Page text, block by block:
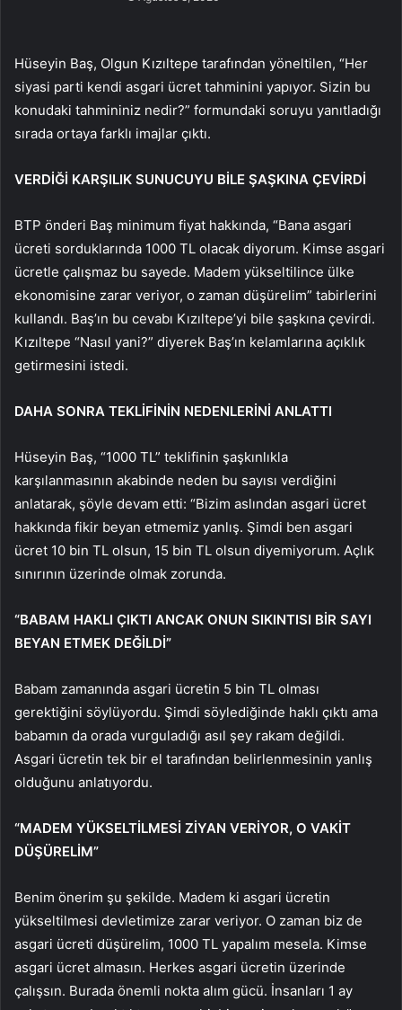
Hüseyin Baş, Olgun Kızıltepe tarafından yöneltilen, “Her
siyasi parti kendi asgari ücret tahminini yapıyor. Sizin bu
konudaki tahmininiz nedir?” formundaki soruyu yanıtladığı
sırada ortaya farklı imajlar çıktı.
VERDİĞİ KARŞILIK SUNUCUYU BİLE ŞAŞKINA ÇEVİRDİ
BTP önderi Baş minimum fiyat hakkında, “Bana asgari
ücreti sorduklarında 1000 TL olacak diyorum. Kimse asgari
ücretle çalışmaz bu sayede. Madem yükseltilince ülke
ekonomisine zarar veriyor, o zaman düşürelim” tabirlerini
kullandı. Baş’ın bu cevabı Kızıltepe’yi bile şaşkına çevirdi.
Kızıltepe “Nasıl yani?” diyerek Baş’ın kelamlarına açıklık
getirmesini istedi.
DAHA SONRA TEKLİFİNİN NEDENLERİNİ ANLATTI
Hüseyin Baş, “1000 TL” teklifinin şaşkınlıkla
karşılanmasının akabinde neden bu sayısı verdiğini
anlatarak, şöyle devam etti: “Bizim aslından asgari ücret
hakkında fikir beyan etmemiz yanlış. Şimdi ben asgari
ücret 10 bin TL olsun, 15 bin TL olsun diyemiyorum. Açlık
sınırının üzerinde olmak zorunda.
“BABAM HAKLI ÇIKTI ANCAK ONUN SIKINTISI BİR SAYI
BEYAN ETMEK DEĞİLDİ”
Babam zamanında asgari ücretin 5 bin TL olması
gerektiğini söylüyordu. Şimdi söylediğinde haklı çıktı ama
babamın da orada vurguladığı asıl şey rakam değildi.
Asgari ücretin tek bir el tarafından belirlenmesinin yanlış
olduğunu anlatıyordu.
“MADEM YÜKSELTİLMESİ ZİYAN VERİYOR, O VAKİT
DÜŞÜRELİM”
Benim önerim şu şekilde. Madem ki asgari ücretin
yükseltilmesi devletimize zarar veriyor. O zaman biz de
asgari ücreti düşürelim, 1000 TL yapalım mesela. Kimse
asgari ücret almasın. Herkes asgari ücretin üzerinde
çalışsın. Burada önemli nokta alım gücü. İnsanları 1 ay